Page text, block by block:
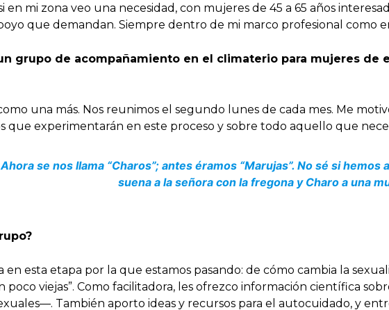
en mi zona veo una necesidad, con mujeres de 45 a 65 años
que demandan. Siempre dentro de mi marco profesional como
grupo de acompañamiento en el climaterio para mujeres de
una más. Nos reunimos el segundo lunes de cada mes. Me
que experimentarán en este proceso y sobre todo aquello que
Ahora se nos llama “Charos”; antes éramos “Marujas”. No sé si
suena a la señora con la fregona y Charo a una
esta etapa por la que estamos pasando: de cómo cambia la
poco viejas”. Como facilitadora, les ofrezco información científica
También aporto ideas y recursos para el autocuidado, y